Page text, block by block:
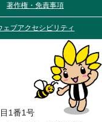
著作権・免責事項
ェブアクセシビリティ
1番1号